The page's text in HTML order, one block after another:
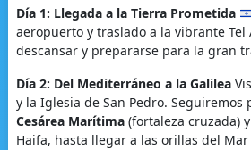
Día 1: Llegada a la Tierra Prometida
aeropuerto y traslado a la vibrante Tel
descansar y prepararse para la gran
Día 2: Del Mediterráneo a la Galilea
y la Iglesia de San Pedro. Seguiremos
Cesárea Marítima(fortaleza cruzada)
Haifa, hasta llegar a las orillas del Mar